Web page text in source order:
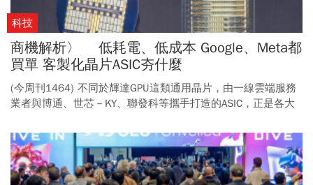
科技
商機解析〉 低耗電、低成本 Google、Meta都
買單 客製化晶片ASIC夯什麼
(今周刊1464) 不同於輝達GPU這類通用晶片，由一線雲端服務
業者與博通、世芯－KY、聯發科等攜手打造的ASIC，正是各大